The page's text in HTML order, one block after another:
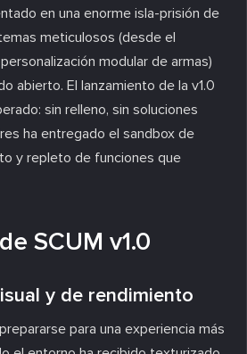
en una enorme isla-prisión de
meticulosos (desde el
modular de armas)
abierto. El lanzamiento de la v1.0
sin relleno, sin soluciones
ha entregado el sandbox de
y repleto de funciones que
SCUM v1.0
y de rendimiento
para una experiencia más